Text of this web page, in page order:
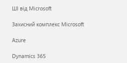
ШІ від Microsoft
Захисний комплекс Microsoft
Azure
Dynamics 365